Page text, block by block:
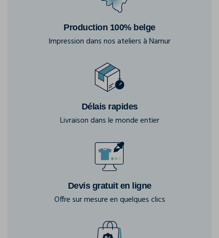
Production 100% belge
Impression dans nos ateliers à Namur
Délais rapides
Livraison dans le monde entier
Devis gratuit en ligne
Offre sur mesure en quelques clics